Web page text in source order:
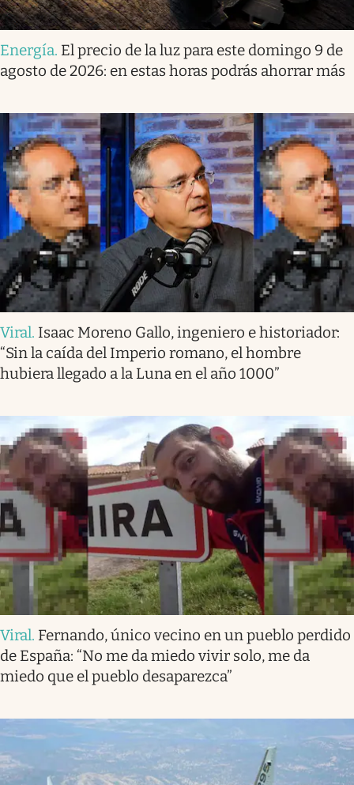
Energía. El precio de la luz para este domingo 9 de
agosto de 2026: en estas horas podrás ahorrar más
Viral. Isaac Moreno Gallo, ingeniero e historiador:
“Sin la caída del Imperio romano, el hombre
hubiera llegado a la Luna en el año 1000”
Viral. Fernando, único vecino en un pueblo perdido
de España: “No me da miedo vivir solo, me da
miedo que el pueblo desaparezca”